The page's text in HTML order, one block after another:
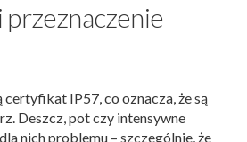
IP57, co oznacza, że są
Deszcz, pot czy intensywne
nich problemu – szczególnie, że